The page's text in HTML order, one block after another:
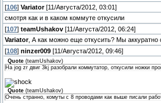
[106] Variator[11/Августа/2012, 03:01]
смотря как и в каком коммуте откусили
[107] teamUshakov [11/Августа/2012, 06:24]
Variator, А как можно еще откусить? Мы аккуратно
[108] ninzer009 [11/Августа/2012, 09:46]
Quote (teamUshakov)
На jog zr двиг 3kj разобрали коммутатор, откусили ножки
Quote (teamUshakov)
Очень странно, комуты с 8 проводами как выше писали